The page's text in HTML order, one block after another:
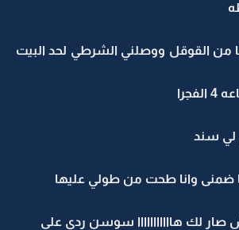
من القوقل ووصلني الشرطي لحد البيت
لي سند
وانا طحت من طولي عليها
لك هااااااااااا سوسن ردي على